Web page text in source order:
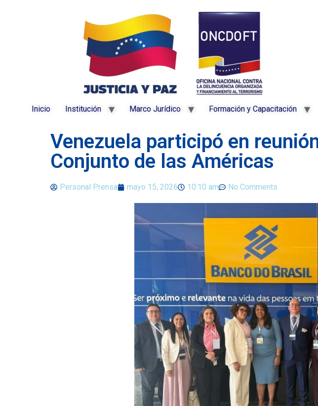
Inicio Institución Marco Jurídico Formación y Capacitación
Venezuela participó en
Conjunto de las Américas
Personal Prensa mayo 15, 2026 10:10 am No Comments